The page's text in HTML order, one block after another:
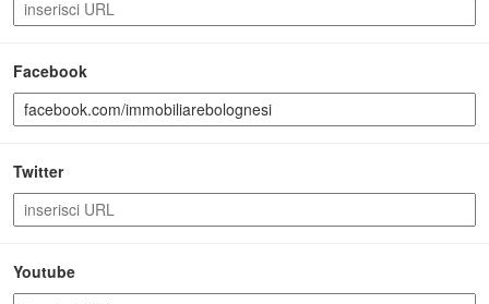
Facebook
Twitter
Youtube